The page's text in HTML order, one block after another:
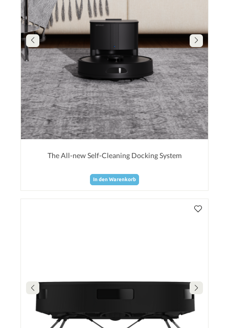
The All-new Self-Cleaning Docking System
In den Warenkorb